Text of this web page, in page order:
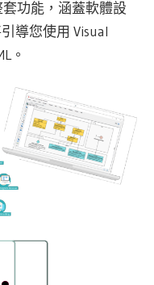
功能，涵蓋軟體設
導您使用 Visual
。